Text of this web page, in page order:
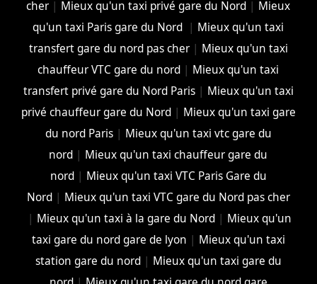
cher | Mieux qu'un taxi privé gare du Nord | Mieux
qu'un taxi Paris gare du Nord | Mieux qu'un taxi
transfert gare du nord pas cher| Mieux qu'un taxi
chauffeur VTC gare du nord | Mieux qu'un taxi
transfert privé gare du Nord Paris| Mieux qu'un taxi
privé chauffeur gare du Nord| Mieux qu'un taxi gare
du nord Paris| Mieux qu'un taxi vtc gare du
nord | Mieux qu'un taxi chauffeur gare du
nord| Mieux qu'un taxi VTC Paris Gare du
Nord| Mieux qu'un taxi VTC gare du Nord pas cher
| Mieux qu'un taxi à la gare du Nord | Mieux qu'un
taxi gare du nord gare de lyon | Mieux qu'un taxi
station gare du nord| Mieux qu'un taxi gare du